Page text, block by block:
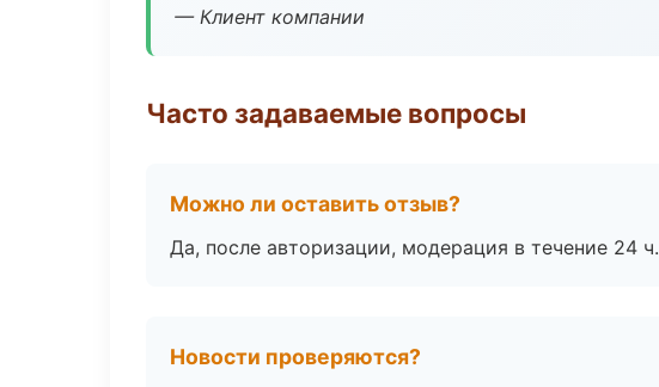
— Клиент компании
Часто задаваемые вопросы
Можно ли оставить отзыв?
Да, после авторизации, модерация в течение 24 ч.
Новости проверяются?